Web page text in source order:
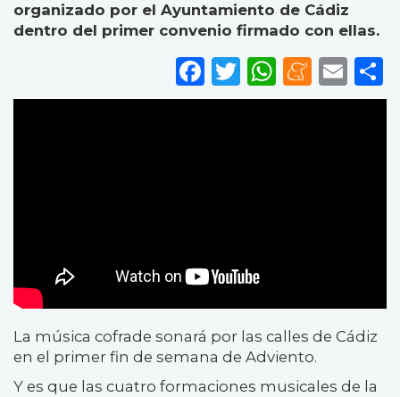
organizado por el Ayuntamiento de Cádiz
dentro del primer convenio firmado con ellas.
Facebook
Twitter
La música cofrade sonará por las calles de Cádiz
en el primer fin de semana de Adviento.
Y es que las cuatro formaciones musicales de la